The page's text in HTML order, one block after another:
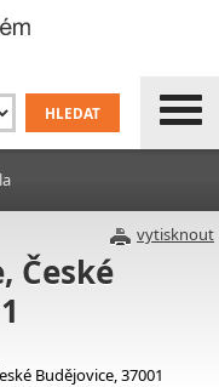
vytisknout
České
Budějovice, 37001